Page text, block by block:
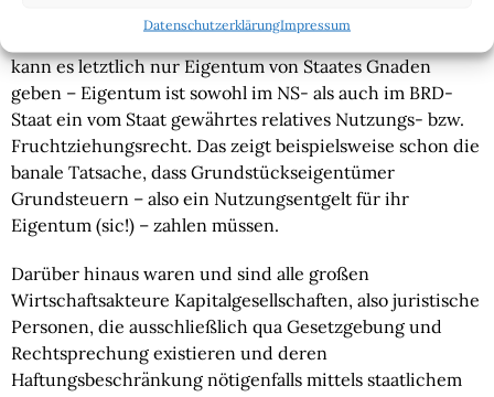
DatenschutzerklärungImpressum
Auf dem Territorium eines Entscheidungsmonopolisten
kann es letztlich nur Eigentum von Staates Gnaden
geben – Eigentum ist sowohl im NS- als auch im BRD-
Staat ein vom Staat gewährtes relatives Nutzungs- bzw.
Fruchtziehungsrecht. Das zeigt beispielsweise schon die
banale Tatsache, dass Grundstückseigentümer
Grundsteuern – also ein Nutzungsentgelt für ihr
Eigentum (sic!) – zahlen müssen.
Darüber hinaus waren und sind alle großen
Wirtschaftsakteure Kapitalgesellschaften, also juristische
Personen, die ausschließlich qua Gesetzgebung und
Rechtsprechung existieren und deren
Haftungsbeschränkung nötigenfalls mittels staatlichem